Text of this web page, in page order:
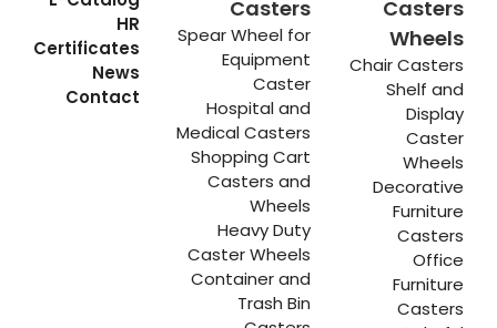
Casters
Wheels
Chair Casters
Shelf and
Display
Caster
Wheels
Decorative
Furniture
Casters
Office
Furniture
Casters
Casters
Spear Wheel for
Equipment
Caster
Hospital and
Medical Casters
Shopping Cart
Casters and
Wheels
Heavy Duty
Caster Wheels
Container and
Trash Bin
HR
Certificates
News
Contact